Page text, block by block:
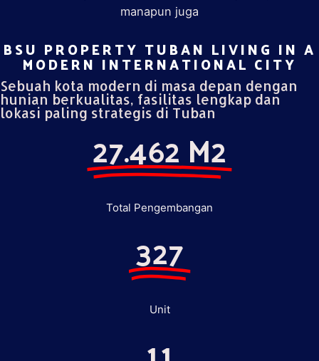
manapun juga
BSU PROPERTY TUBAN LIVING IN A
MODERN INTERNATIONAL CITY​
Sebuah kota modern di masa depan dengan
hunian berkualitas, fasilitas lengkap dan
lokasi paling strategis di Tuban
27.462 M2
Total Pengembangan
327
Unit